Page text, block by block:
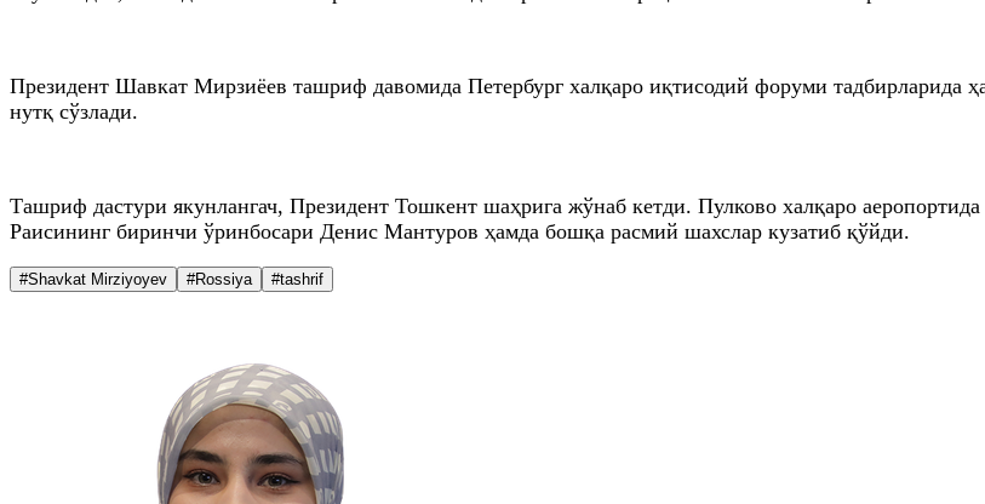
Президент Шавкат Мирзиёев ташриф давомида Петербург халқаро иқтисодий форуми тадбирларида
нутқ сўзлади.
Ташриф дастури якунлангач, Президент Тошкент шаҳрига жўнаб кетди. Пулково халқаро
Раисининг биринчи ўринбосари Денис Мантуров ҳамда бошқа расмий шахслар кузатиб қўйди.
#Shavkat Mirziyoyev #Rossiya #tashrif